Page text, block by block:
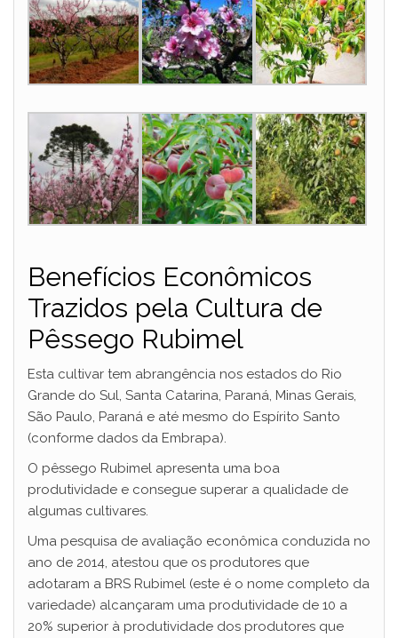
Benefícios Econômicos
Trazidos pela Cultura de
Pêssego Rubimel
Esta cultivar tem abrangência nos estados do Rio
Grande do Sul, Santa Catarina, Paraná, Minas Gerais,
São Paulo, Paraná e até mesmo do Espírito Santo
(conforme dados da Embrapa).
O pêssego Rubimel apresenta uma boa
produtividade e consegue superar a qualidade de
algumas cultivares.
Uma pesquisa de avaliação econômica conduzida no
ano de 2014, atestou que os produtores que
adotaram a BRS Rubimel (este é o nome completo da
variedade) alcançaram uma produtividade de 10 a
20% superior à produtividade dos produtores que